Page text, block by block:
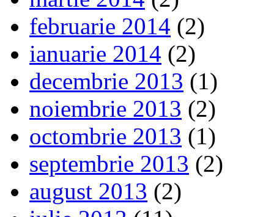
februarie 2014 (2)
ianuarie 2014 (2)
decembrie 2013 (1)
noiembrie 2013 (2)
octombrie 2013 (1)
septembrie 2013 (2)
august 2013 (2)